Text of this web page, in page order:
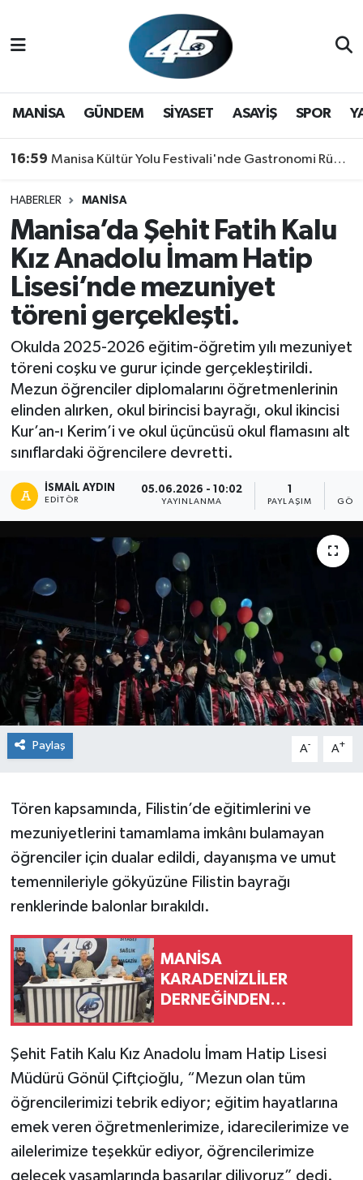
MANİSA GÜNDEM SİYASET ASAYİŞ SPOR
16:59 Manisa Kültür Yolu Festivali'nde Gastronomi Rüzgarı: Lezzetin Yıldızı "Manisa Kebabı" Oldu!
HABERLER MANİSA
Manisa’da Şehit Fatih Kalu
Kız Anadolu İmam Hatip
Lisesi’nde mezuniyet
töreni gerçekleşti.
Okulda 2025-2026 eğitim-öğretim yılı mezuniyet
töreni coşku ve gurur içinde gerçekleştirildi.
Mezun öğrenciler diplomalarını öğretmenlerinin
elinden alırken, okul birincisi bayrağı, okul ikincisi
Kur’an-ı Kerim’i ve okul üçüncüsü okul flamasını alt
sınıflardaki öğrencilere devretti.
İSMAIL AYDIN
EDITÖR
05.06.2026 - 10:02
YAYINLANMA PAYLAŞIM
Paylaş A- A+
Tören kapsamında, Filistin’de eğitimlerini ve
mezuniyetlerini tamamlama imkânı bulamayan
öğrenciler için dualar edildi, dayanışma ve umut
temennileriyle gökyüzüne Filistin bayrağı
renklerinde balonlar bırakıldı.
MANİSA
KARADENİZLİLER
DERNEĞİNDEN
Şehit Fatih Kalu Kız Anadolu İmam Hatip Lisesi
Müdürü Gönül Çiftçioğlu, “Mezun olan tüm
öğrencilerimizi tebrik ediyor; eğitim hayatlarına
emek veren öğretmenlerimize, idarecilerimize ve
ailelerimize teşekkür ediyor, öğrencilerimize
gelecek yaşamlarında başarılar diliyoruz” dedi.
GÜNDEM
SPOR
YAŞAM
RESMİ REKLAM
Hava Durumu
Trafik Durumu
Son Dakika Haberleri
Haber Arşivi